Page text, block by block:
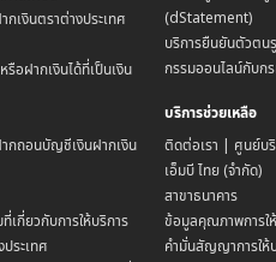
เงินตราต่างประเทศ
รือฝากเงินได้ที่เป็นเงิน
กถอนบัญชีเงินฝากเงิน
เกี่ยวกับการให้บริการ
ระเทศ
(dStatement)
บริการยืนยันตัวตน
กรรมออนไลน์กับก
บริการช่วยเหลือ
ติดต่อเรา | ศูนย์บริ
เอ็มบี ไทย (จำกัด)
สาขาธนาคาร
ข้อมูลคุณภาพการใ
คำมั่นสัญญาการให้